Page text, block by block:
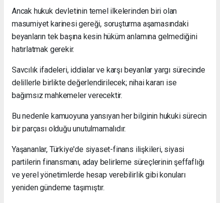
Ancak hukuk devletinin temel ilkelerinden biri olan
masumiyet karinesi gereği, soruşturma aşamasındaki
beyanların tek başına kesin hüküm anlamına gelmediğini
hatırlatmak gerekir.
Savcılık ifadeleri, iddialar ve karşı beyanlar yargı sürecinde
delillerle birlikte değerlendirilecek; nihai kararı ise
bağımsız mahkemeler verecektir.
Bu nedenle kamuoyuna yansıyan her bilginin hukuki sürecin
bir parçası olduğu unutulmamalıdır.
Yaşananlar, Türkiye'de siyaset-finans ilişkileri, siyasi
partilerin finansmanı, aday belirleme süreçlerinin şeffaflığı
ve yerel yönetimlerde hesap verebilirlik gibi konuları
yeniden gündeme taşımıştır.